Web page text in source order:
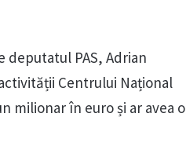
deputatul PAS, Adrian
Centrului Național
milionar în euro și ar avea o